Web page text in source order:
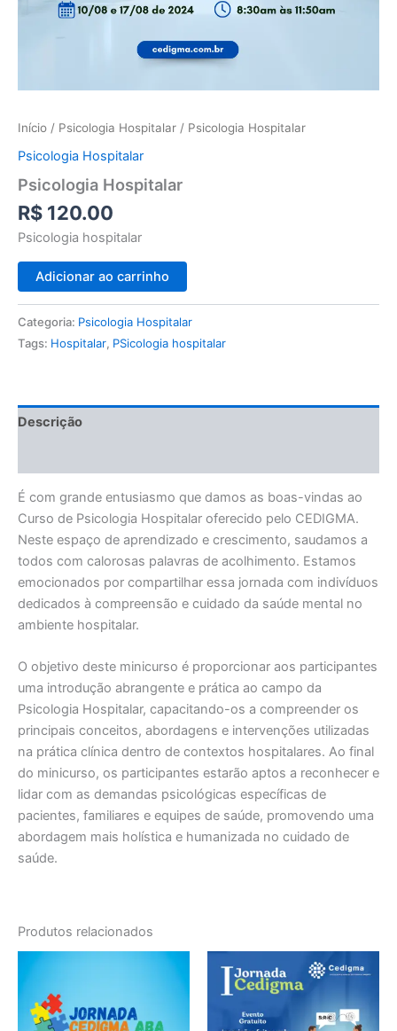
Início / Psicologia Hospitalar / Psicologia Hospitalar
Psicologia Hospitalar
Psicologia Hospitalar
R$ 120.00
Psicologia hospitalar
Adicionar ao carrinho
Categoria: Psicologia Hospitalar
Tags: Hospitalar, PSicologia hospitalar
Descrição
É com grande entusiasmo que damos as boas-vindas ao
Curso de Psicologia Hospitalar oferecido pelo CEDIGMA.
Neste espaço de aprendizado e crescimento, saudamos a
todos com calorosas palavras de acolhimento. Estamos
emocionados por compartilhar essa jornada com indivíduos
dedicados à compreensão e cuidado da saúde mental no
ambiente hospitalar.
O objetivo deste minicurso é proporcionar aos participantes
uma introdução abrangente e prática ao campo da
Psicologia Hospitalar, capacitando-os a compreender os
principais conceitos, abordagens e intervenções utilizadas
na prática clínica dentro de contextos hospitalares. Ao final
do minicurso, os participantes estarão aptos a reconhecer e
lidar com as demandas psicológicas específicas de
pacientes, familiares e equipes de saúde, promovendo uma
abordagem mais holística e humanizada no cuidado de
saúde.
Produtos relacionados